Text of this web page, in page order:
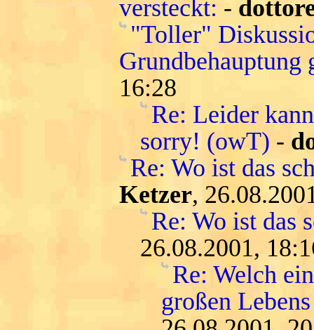
versteckt: -
"Toller"
Grundbehauptung
16:28
Re: Leider
sorry! (owT) -
Re: Wo ist das
Ketzer,
Re: Wo ist das
26.08.2001,
Re: Welch
großen